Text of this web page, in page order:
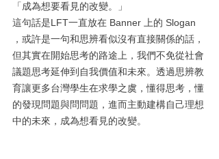
「成為想要看見的改變。」
這句話是LFT一直放在 Banner 上的 Slogan
，或許是一句和思辨看似沒有直接關係的話，
但其實在開始思考的路途上，我們不免從社會
議題思考延伸到自我價值和未來。透過思辨教
育讓更多台灣學生在求學之虞，懂得思考，懂
的發現問題與問問題，進而主動建構自己理想
中的未來，成為想看見的改變。